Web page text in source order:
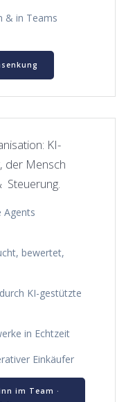
& in Teams
KI-
der Mensch
Steuerung.
Agents
bewertet,
durch KI-gestützte
in Echtzeit
Einkäufer
im Team ·